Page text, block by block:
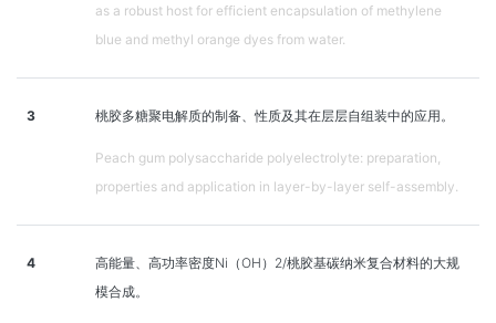
as a robust host for efficient encapsulation of methylene
blue and methyl orange dyes from water.
3 桃胶多糖聚电解质的制备、性质及其在层层自组装中的应用。
Peach gum polysaccharide polyelectrolyte: preparation,
properties and application in layer-by-layer self-assembly.
4
高能量、高功率密度Ni（OH）2/桃胶基碳纳米复合材料的大规
模合成。